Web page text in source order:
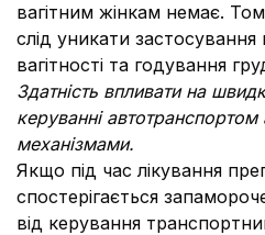
вагітним жінкам немає.
слід уникати
вагітності та годування
Здатність впливати на
керуванні
механізмами.
Якщо під час лікування
спостерігається
від керування